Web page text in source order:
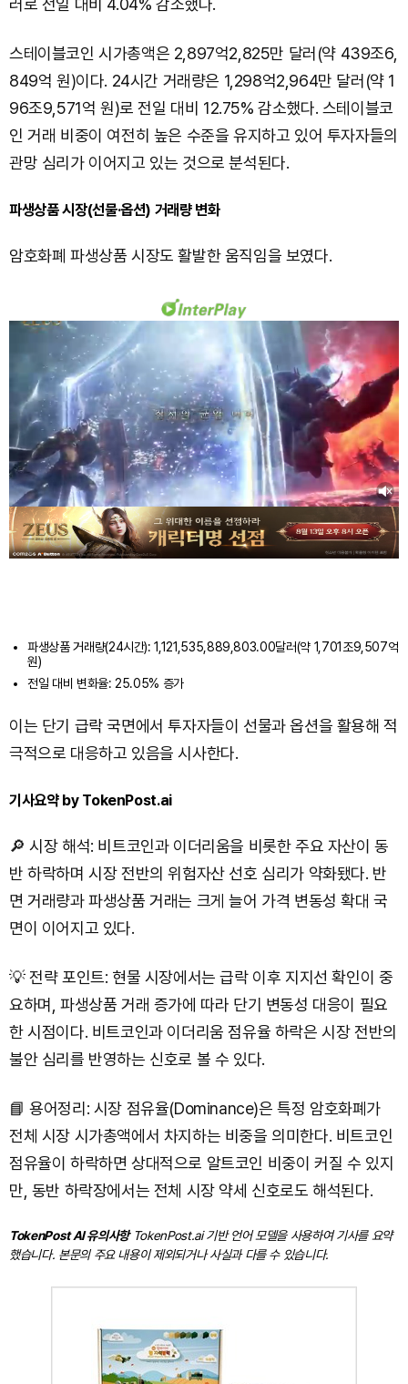
러로 전일 대비 4.04% 감소했다.
스테이블코인 시가총액은 2,897억2,825만 달러(약 439조6,
849억 원)이다. 24시간 거래량은 1,298억2,964만 달러(약 1
96조9,571억 원)로 전일 대비 12.75% 감소했다. 스테이블코
인 거래 비중이 여전히 높은 수준을 유지하고 있어 투자자들의
관망 심리가 이어지고 있는 것으로 분석된다.
파생상품 시장(선물·옵션) 거래량 변화
암호화폐 파생상품 시장도 활발한 움직임을 보였다.
파생상품 거래량(24시간): 1,121,535,889,803.00달러(약 1,701조9,507억
원)
전일 대비 변화율: 25.05% 증가
이는 단기 급락 국면에서 투자자들이 선물과 옵션을 활용해 적
극적으로 대응하고 있음을 시사한다.
기사요약 by TokenPost.ai
🔎 시장 해석: 비트코인과 이더리움을 비롯한 주요 자산이 동
반 하락하며 시장 전반의 위험자산 선호 심리가 약화됐다. 반
면 거래량과 파생상품 거래는 크게 늘어 가격 변동성 확대 국
면이 이어지고 있다.
💡 전략 포인트: 현물 시장에서는 급락 이후 지지선 확인이 중
요하며, 파생상품 거래 증가에 따라 단기 변동성 대응이 필요
한 시점이다. 비트코인과 이더리움 점유율 하락은 시장 전반의
불안 심리를 반영하는 신호로 볼 수 있다.
📘 용어정리: 시장 점유율(Dominance)은 특정 암호화폐가
전체 시장 시가총액에서 차지하는 비중을 의미한다. 비트코인
점유율이 하락하면 상대적으로 알트코인 비중이 커질 수 있지
만, 동반 하락장에서는 전체 시장 약세 신호로도 해석된다.
TokenPost AI 유의사항TokenPost.ai 기반 언어 모델을 사용하여 기사를 요약
했습니다. 본문의 주요 내용이 제외되거나 사실과 다를 수 있습니다.